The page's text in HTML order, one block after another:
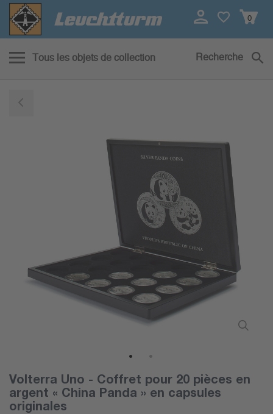
0
Tous les objets de collection Recherche
Volterra Uno - Coffret pour 20 pièces en
argent « China Panda » en capsules
originales